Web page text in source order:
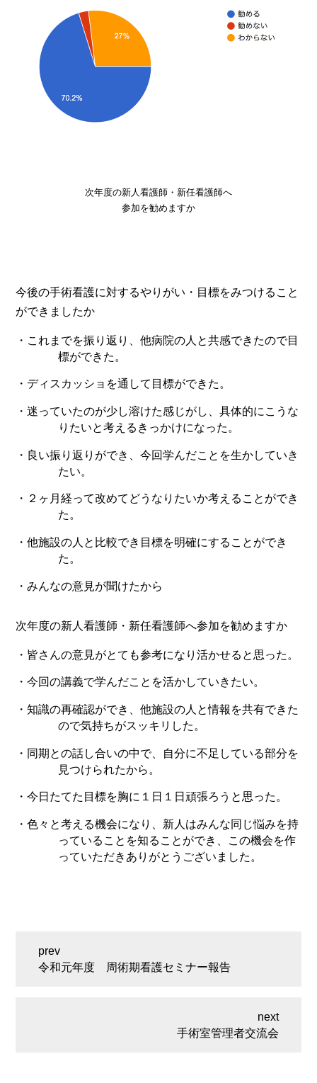
次年度の新人看護師・新任看護師へ
参加を勧めますか
今後の手術看護に対するやりがい・目標をみつけること
ができましたか
・これまでを振り返り、他病院の人と共感できたので目
標ができた。
・ディスカッショを通して目標ができた。
・迷っていたのが少し溶けた感じがし、具体的にこうな
りたいと考えるきっかけになった。
・良い振り返りができ、今回学んだことを生かしていき
たい。
・２ヶ月経って改めてどうなりたいか考えることができ
た。
・他施設の人と比較でき目標を明確にすることができ
た。
・みんなの意見が聞けたから
次年度の新人看護師・新任看護師へ参加を勧めますか
・皆さんの意見がとても参考になり活かせると思った。
・今回の講義で学んだことを活かしていきたい。
・知識の再確認ができ、他施設の人と情報を共有できた
ので気持ちがスッキリした。
・同期との話し合いの中で、自分に不足している部分を
見つけられたから。
・今日たてた目標を胸に１日１日頑張ろうと思った。
・色々と考える機会になり、新人はみんな同じ悩みを持
っていることを知ることができ、この機会を作
っていただきありがとうございました。
令和元年度 周術期看護セミナー報告
手術室管理者交流会